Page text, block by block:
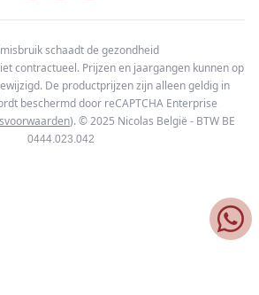
schaadt de gezondheid
contractueel. Prijzen en jaargangen kunnen op
De productprijzen zijn alleen geldig in
beschermd door reCAPTCHA Enterprise
). © 2025 Nicolas België - BTW BE
0444.023.042